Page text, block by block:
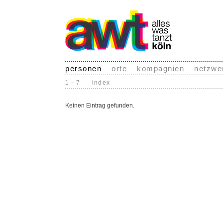
personen orte kompagnien
1 - 7 index
Keinen Eintrag gefunden.